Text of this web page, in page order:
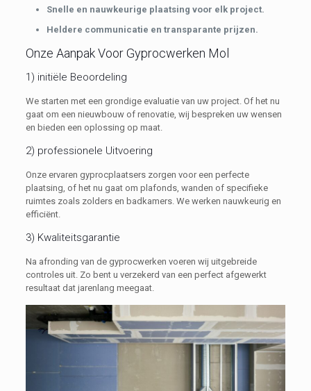
Snelle en nauwkeurige plaatsing voor elk project.
Heldere communicatie en transparante prijzen.
Onze Aanpak Voor Gyprocwerken Mol
1) initiële Beoordeling
We starten met een grondige evaluatie van uw project. Of het nu
gaat om een nieuwbouw of renovatie, wij bespreken uw wensen
en bieden een oplossing op maat.
2) professionele Uitvoering
Onze ervaren gyprocplaatsers zorgen voor een perfecte
plaatsing, of het nu gaat om plafonds, wanden of specifieke
ruimtes zoals zolders en badkamers. We werken nauwkeurig en
efficiënt.
3) Kwaliteitsgarantie
Na afronding van de gyprocwerken voeren wij uitgebreide
controles uit. Zo bent u verzekerd van een perfect afgewerkt
resultaat dat jarenlang meegaat.